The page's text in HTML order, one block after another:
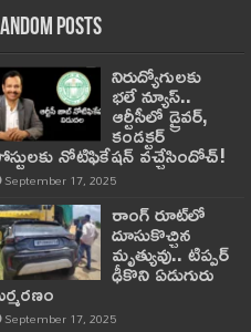
Posts
నిరుద్యోగులకు
భలే న్యూస్..
ఆర్టీసీలో డ్రైవర్,
కండక్టర్‌
నోటిఫికేషన్‌ వచ్చేసిందోచ్‌!
September 17, 2025
రాంగ్ రూట్‌లో
దూసుకొచ్చిన
మృత్యువు.. టిప్పర్
ఢీకొని ఏడుగురు
September 17, 2025